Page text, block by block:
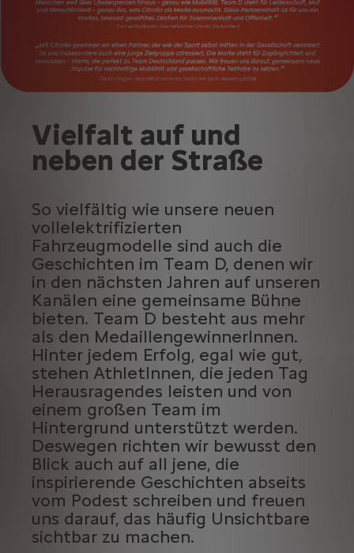
Vielfalt auf und
neben der Straße
So vielfältig wie unsere neuen
vollelektrifizierten
Fahrzeugmodelle sind auch die
Geschichten im Team D, denen wir
in den nächsten Jahren auf unseren
Kanälen eine gemeinsame Bühne
bieten. Team D besteht aus mehr
als den MedaillengewinnerInnen.
Hinter jedem Erfolg, egal wie gut,
stehen AthletInnen, die jeden Tag
Herausragendes leisten und von
einem großen Team im
Hintergrund unterstützt werden.
Deswegen richten wir bewusst den
Blick auch auf all jene, die
inspirierende Geschichten abseits
vom Podest schreiben und freuen
uns darauf, das häufig Unsichtbare
sichtbar zu machen.